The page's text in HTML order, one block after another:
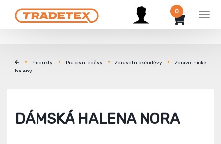
0
Produkty Pracovní oděvy Zdravotnické oděvy
Zdravotnické
haleny
DÁMSKÁ HALENA NORA